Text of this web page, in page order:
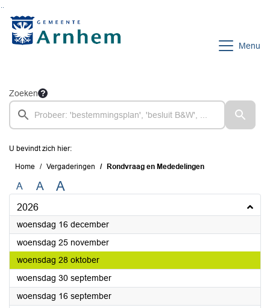
Menu
Zoeken
U bevindt zich hier:
Home Vergaderingen Rondvraag en Mededelingen
A A A
2026
woensdag 16 december2026
woensdag 25 november2026
woensdag 28 oktober2026
woensdag 30 september2026
woensdag 16 september2026